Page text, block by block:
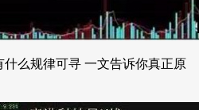
么规律可寻 一文告诉你真正原